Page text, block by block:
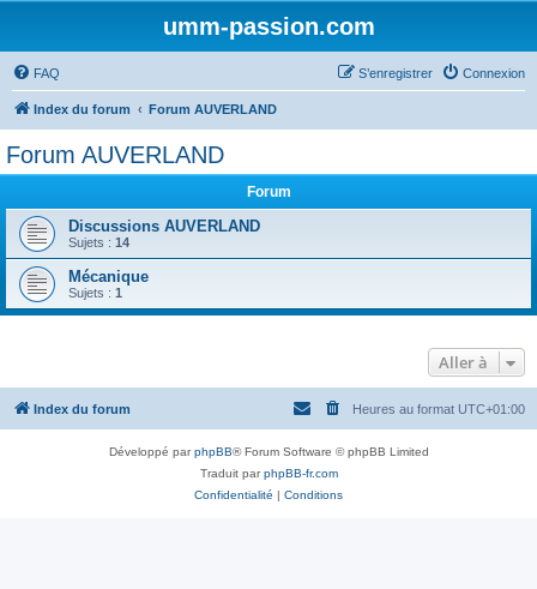
umm-passion.com
FAQ Connexion
S’enregistrer
Index du forum Forum AUVERLAND
Forum AUVERLAND
Forum
Discussions AUVERLAND
Sujets : 14
Mécanique
Sujets : 1
Aller à
Index du forum Heures au format UTC+01:00
Développé parphpBB® Forum Software © phpBB Limited
Traduit parphpBB-fr.com
Confidentialité | Conditions